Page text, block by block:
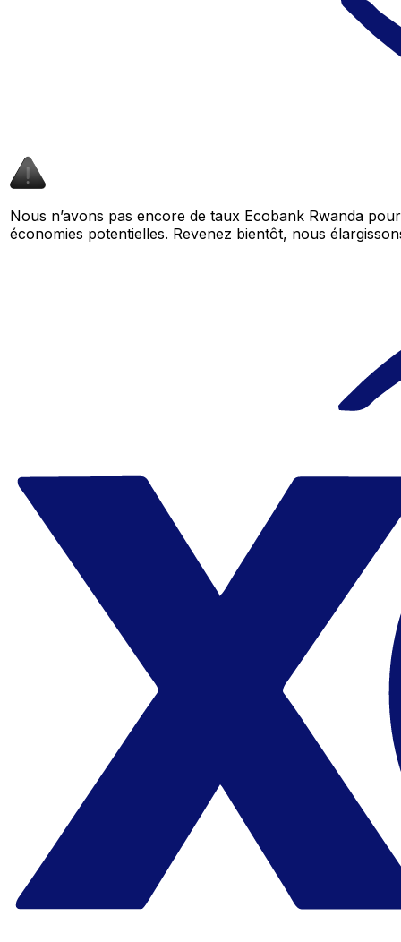
Nous n’avons pas encore de taux Ecobank Rwanda
économies potentielles. Revenez bientôt, nous